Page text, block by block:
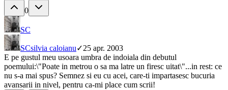
0
SC
SCsilvia caloianu✓25 apr. 2003
E pe gustul meu usoara umbra de indoiala din debutul
poemului:\"Poate in metrou o sa ma latre un firesc uitat\"...in rest: ce
nu s-a mai spus? Semnez si eu cu acei, care-ti impartasesc bucuria
avansarii in nivel, pentru ca-mi place cum scrii!